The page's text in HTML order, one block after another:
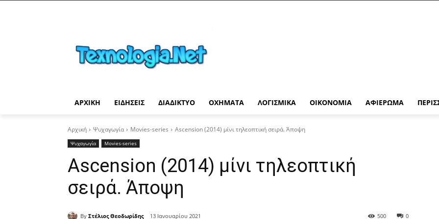
ΑΡΧΙΚΉ ΕΙΔΉΣΕΙΣ ΔΙΑΔΊΚΤΥΟ ΟΧΉΜΑΤΑ ΛΟΓΙΣΜΙΚΆ ΟΙΚΟΝΟΜΊΑ ΑΦΙΈΡΩΜΑ
Αρχική Ψυχαγωγία Movies-series Ascension (2014) μίνι τηλεοπτική σειρά. Άποψη
Ψυχαγωγία Movies-series
Ascension (2014) μίνι τηλεοπτική
σειρά. Άποψη
By Στέλιος Θεοδωρίδης 13 Ιανουαρίου 2021 0
500